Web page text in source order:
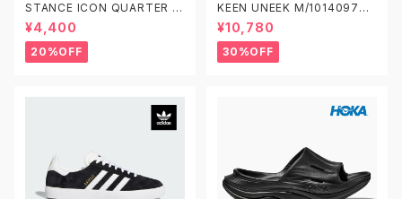
STANCE ICON QUARTER 3
PACK A356A21IQP スタンス
アイコン クオーター 3足セット
ソックス 靴下
¥4,400
20%OFF
KEEN UNEEK M/1014097
W/1014099 キーン ユニーク
¥10,780
30%OFF